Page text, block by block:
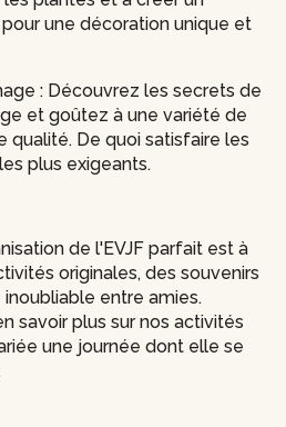
une décoration unique et
: Découvrez les secrets de
et goûtez à une variété de
qualité. De quoi satisfaire les
plus exigeants.
de l'EVJF parfait est à
originales, des souvenirs
entre amies.
savoir plus sur nos activités
une journée dont elle se